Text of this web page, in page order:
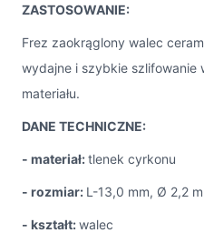
ZASTOSOWANIE:
Frez zaokrąglony walec
wydajne i szybkie szlifowanie
materiału.
DANE TECHNICZNE:
- materiał:tlenek cyrkonu
- rozmiar: L-13,0 mm, Ø 2,2
- kształt:walec